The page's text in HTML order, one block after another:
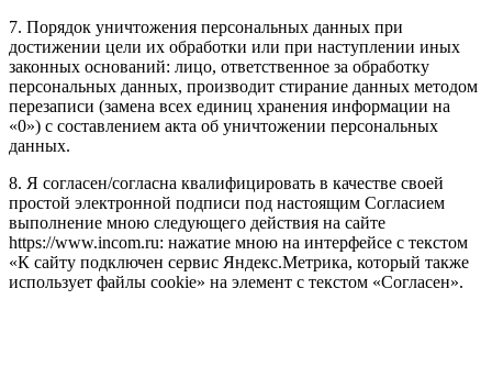
7. Порядок уничтожения персональных данных при
достижении цели их обработки или при наступлении иных
законных оснований: лицо, ответственное за обработку
персональных данных, производит стирание данных методом
перезаписи (замена всех единиц хранения информации на
«0») с составлением акта об уничтожении персональных
данных.
8. Я согласен/согласна квалифицировать в качестве своей
простой электронной подписи под настоящим Согласием
выполнение мною следующего действия на сайте
https://www.incom.ru: нажатие мною на интерфейсе с текстом
«К сайту подключен сервис Яндекс.Метрика, который также
использует файлы cookie» на элемент с текстом «Согласен».